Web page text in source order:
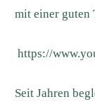
mit einer guten
https://
Seit Jahren